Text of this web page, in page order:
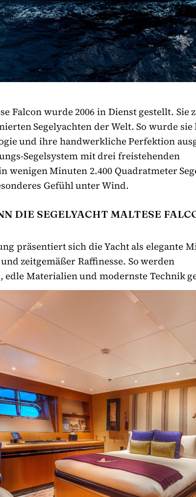
Falcon wurde 2006 in Dienst gestellt. Sie
Segelyachten der Welt. So wurde
und ihre handwerkliche Perfektion
Segelsystem mit drei freistehenden
wenigen Minuten 2.400 Quadratmeter
Gefühl unter Wind.
DIE SEGELYACHT MALTESE
präsentiert sich die Yacht als elegante
zeitgemäßer Raffinesse. So werden
Materialien und modernste Technik